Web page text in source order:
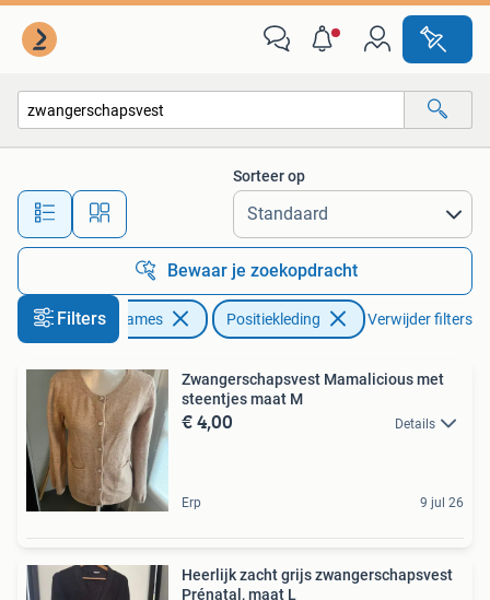
Alle afstanden…
Sorteer op
Bewaar je zoekopdracht
Filters
Kleding | Dames Positiekleding Verwijder filters
Zwangerschapsvest Mamalicious met
steentjes maat M
€ 4,00 Details
Erp 9 jul 26
Heerlijk zacht grijs zwangerschapsvest
Prénatal, maat L